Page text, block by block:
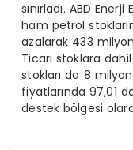
sınırladı. ABD
ham petrol
azalarak 433
Ticari stoklara
stokları da 8
fiyatlarında 97,01
destek bölgesi